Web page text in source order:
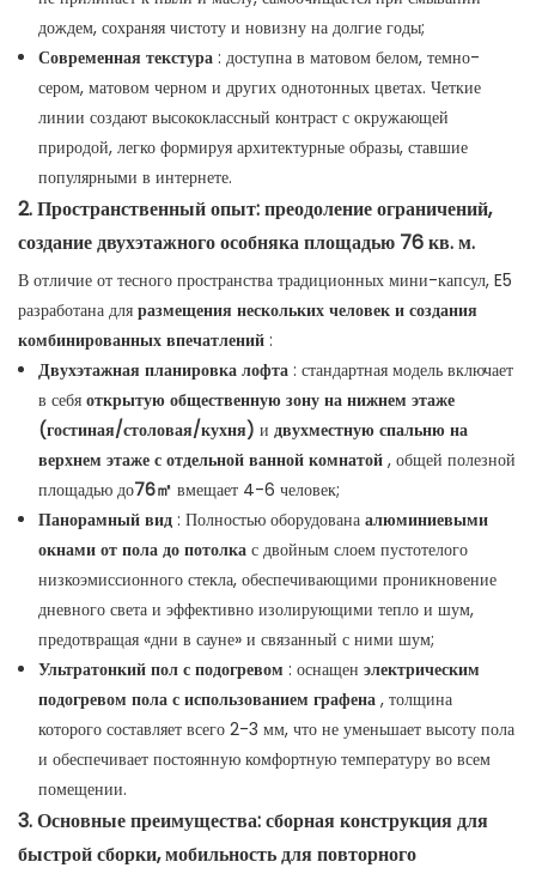
дождем, сохраняя чистоту и новизну на долгие годы;
Современная текстура: доступна в матовом белом, темно-
сером, матовом черном и других однотонных цветах. Четкие
линии создают высококлассный контраст с окружающей
природой, легко формируя архитектурные образы, ставшие
популярными в интернете.
2. Пространственный опыт: преодоление ограничений,
создание двухэтажного особняка площадью 76 кв. м.
В отличие от тесного пространства традиционных мини-капсул, E5
разработана для размещения нескольких человек и создания
комбинированных впечатлений :
Двухэтажная планировка лофта: стандартная модель включает
в себя открытую общественную зону на нижнем этаже
(гостиная/столовая/кухня) и двухместную спальню на
верхнем этаже с отдельной ванной комнатой, общей полезной
площадью до76㎡ вмещает 4-6 человек;
Панорамный вид: Полностью оборудована алюминиевыми
окнами от пола до потолкас двойным слоем пустотелого
низкоэмиссионного стекла, обеспечивающими проникновение
дневного света и эффективно изолирующими тепло и шум,
предотвращая «дни в сауне» и связанный с ними шум;
Ультратонкий пол с подогревом : оснащен электрическим
подогревом пола с использованием графена, толщина
которого составляет всего 2-3 мм, что не уменьшает высоту пола
и обеспечивает постоянную комфортную температуру во всем
помещении.
3. Основные преимущества: сборная конструкция для
быстрой сборки, мобильность для повторного